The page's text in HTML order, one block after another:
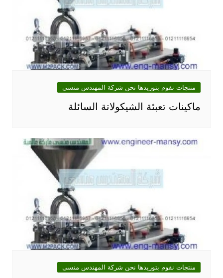
منتجات نقوم بتوريدها نحن شركة المهندس منسى
ماكينات تعبئة الشيكولاتة السائلة
منتجات نقوم بتوريدها نحن شركة المهندس منسى